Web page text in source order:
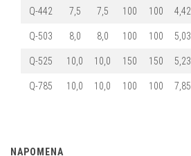
Q-442 7,5 7,5 100 100 4,42
Q-503 8,0 8,0 100 100 5,03
Q-525 10,0 10,0 150 150 5,23
Q-785 10,0 10,0 100 100 7,85
NAPOMENA